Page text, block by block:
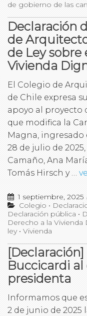
de gobierno de las
Declaración
de
de Ley sobre
Vivienda
El Colegio de
de Chile expresa
apoyo al proyecto
que modifica la
Magna, ingresado
28 de julio de
Camaño, Ana
Tomás Hirsch y …
1 septiembre, 2025
Colegio •
Declaración pública •
Derecho a la Vivienda
ley • Vivienda
Buccicardi
presidenta
Informamos que
2 de junio de 2025